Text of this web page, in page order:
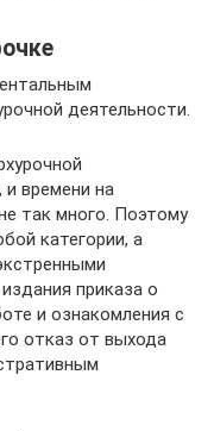
деятельности.
и времени на
так много. Поэтому
категории, а
приказа о
и ознакомления с
отказ от выхода